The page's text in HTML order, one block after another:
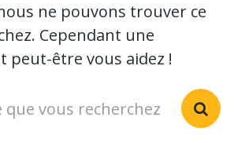
ne pouvons trouver ce
Cependant une
peut-être vous aidez !